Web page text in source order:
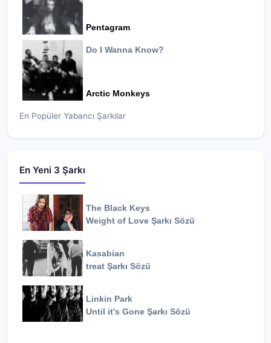
Pentagram
Do I Wanna Know?
Arctic Monkeys
En Popüler Yabancı Şarkılar
En Yeni 3 Şarkı
The Black Keys
Weight of Love Şarkı Sözü
Kasabian
treat Şarkı Sözü
Linkin Park
Until it's Gone Şarkı Sözü